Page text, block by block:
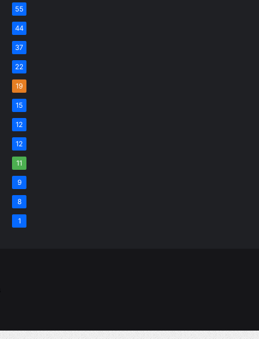
55
44
37
22
19
15
12
12
11
9
8
1